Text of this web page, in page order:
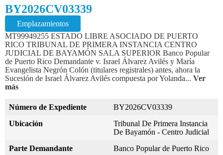
BY2026CV03339
Emplazamientos
MT99949255 ESTADO LIBRE ASOCIADO DE PUERTO
RICO TRIBUNAL DE PRIMERA INSTANCIA CENTRO
JUDICIAL DE BAYAMÓN SALA SUPERIOR Banco Popular
de Puerto Rico Demandante v. Israel Álvarez Avilés y María
Evangelista Negrón Colón (titulares registrales) antes, ahora la
Sucesión de Israel Álvarez Avilés compuesta por Yolanda... Ver
más
Número de Expediente
BY2026CV03339
Ubicación
Tribunal De Primera Instancia
De Bayamón - Centro Judicial
Parte Demandante
Banco Popular de Puerto Rico